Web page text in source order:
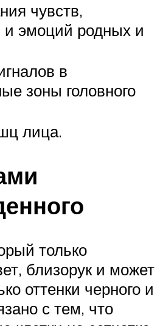
чувств,
и эмоций родных и
в
зоны головного
лица.
только
близорук и может
оттенки черного и
с тем, что